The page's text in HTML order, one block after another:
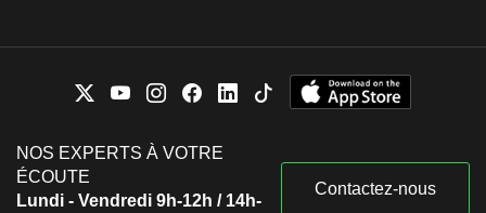
NOS EXPERTS À VOTRE
ÉCOUTE
Lundi - Vendredi 9h-12h / 14h-
Contactez-nous